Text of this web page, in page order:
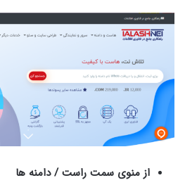
از منوی سمت راست / دامنه ها